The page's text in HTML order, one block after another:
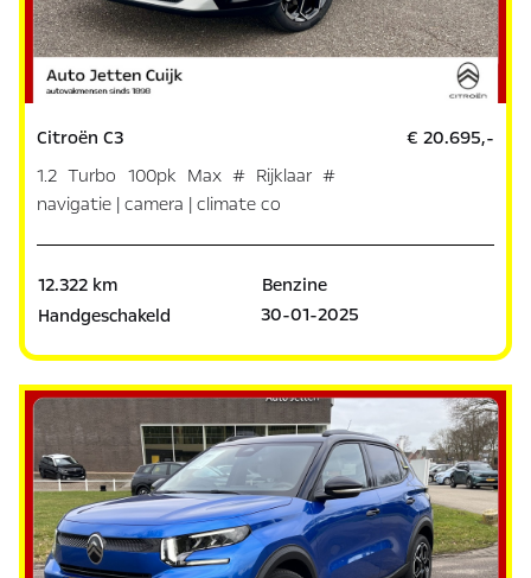
Citroën C3
1.2 Turbo 100pk Max # Rijklaar #
navigatie | camera | climate co
€ 20.695,-
12.322 km
Benzine
Handgeschakeld
30-01-2025